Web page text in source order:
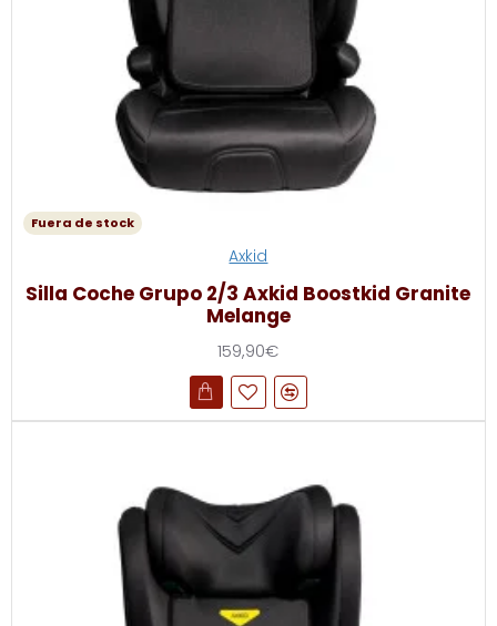
Fuera de stock
Axkid
Silla Coche Grupo 2/3 Axkid Boostkid Granite
Melange
159,90€